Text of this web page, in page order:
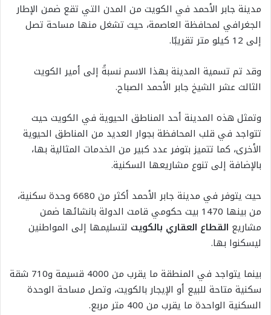
مدينة جابر الأحمد في الكويت من المدن التي تقع ضمن الإطار
الجغرافي لمحافظة العاصمة، حيث تشغل منها مساحة تصل
إلى 12 كيلو متر تقريبًا.
وقد تم تسمية المدينة بهذا الاسم نسبةً إلى أمير الكويت
الثالث عشر الشيخ جابر الأحمد الصباح.
وتمثل هذه المدينة أحد المناطق الحيوية في الكويت حيث
تتواجد في قلب المحافظة بجوار العديد من المناطق الحيوية
الأخرى، كما تتميز بتوفر عدد كبير من الخدمات المثالية بها،
بالإضافة إلى تنوع مشاريعها السكنية.
حيث يتوفر في مدينة جابر الأحمد أكثر من 6680 وحدة سكنية،
من بينها 1470 بيت حكومي قامت الدولة بانشائها ضمن
مشاريع القطاع العقاري بالكويت لتسليمها إلى المواطنين
ليسكنوا بها.
بينما يتواجد في المنطقة ما يقرب من 4000 قسيمة و710 شقة
سكنية متاحة للبيع أو الإيجار بالكويت، وتصل مساحة الوحدة
السكنية الواحدة ما يقرب من 400 متر مربع.